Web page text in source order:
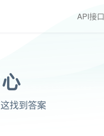
API接口
找到答案